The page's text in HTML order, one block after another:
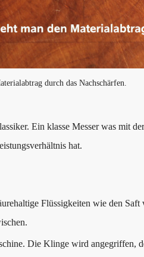
durch das Nachschärfen.
Ein klasse Messer was mit
hat.
Flüssigkeiten wie den
Die Klinge wird angegriffen,